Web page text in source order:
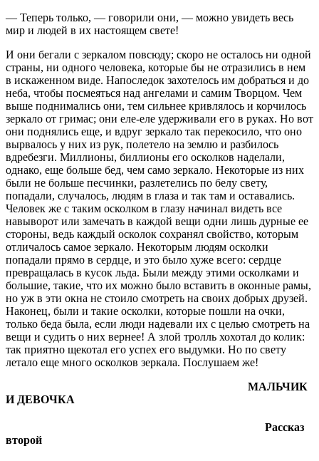
— Теперь только, — говорили они, — можно увидеть весь
мир и людей в их настоящем свете!
И они бегали с зеркалом повсюду; скоро не осталось ни одной
страны, ни одного человека, которые бы не отразились в нем
в искаженном виде. Напоследок захотелось им добраться и до
неба, чтобы посмеяться над ангелами и самим Творцом. Чем
выше поднимались они, тем сильнее кривлялось и корчилось
зеркало от гримас; они еле-еле удерживали его в руках. Но вот
они поднялись еще, и вдруг зеркало так перекосило, что оно
вырвалось у них из рук, полетело на землю и разбилось
вдребезги. Миллионы, биллионы его осколков наделали,
однако, еще больше бед, чем само зеркало. Некоторые из них
были не больше песчинки, разлетелись по белу свету,
попадали, случалось, людям в глаза и так там и оставались.
Человек же с таким осколком в глазу начинал видеть все
навыворот или замечать в каждой вещи одни лишь дурные ее
стороны, ведь каждый осколок сохранял свойство, которым
отличалось самое зеркало. Некоторым людям осколки
попадали прямо в сердце, и это было хуже всего: сердце
превращалась в кусок льда. Были между этими осколками и
большие, такие, что их можно было вставить в оконные рамы,
но уж в эти окна не стоило смотреть на своих добрых друзей.
Наконец, были и такие осколки, которые пошли на очки,
только беда была, если люди надевали их с целью смотреть на
вещи и судить о них вернее! А злой тролль хохотал до колик:
так приятно щекотал его успех его выдумки. Но по свету
летало еще много осколков зеркала. Послушаем же!
МАЛЬЧИК
И ДЕВОЧКА
Рассказ
второй